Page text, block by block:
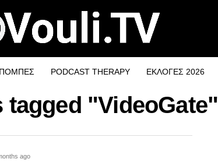
PODCAST THERAPY ΕΚΛΟΓΕΣ 2026
tagged "VideoGate"
ago